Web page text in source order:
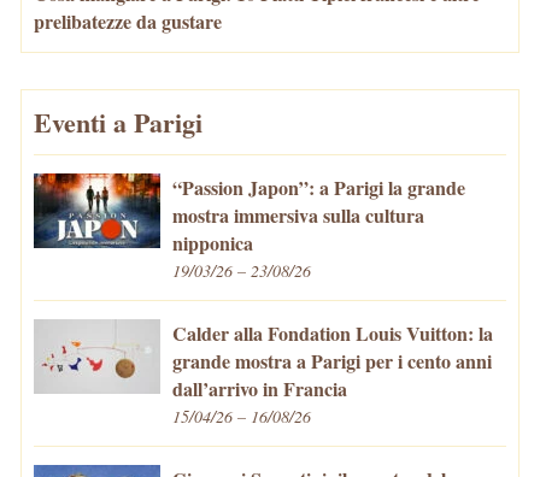
prelibatezze da gustare
Eventi a Parigi
“Passion Japon”: a Parigi la grande
mostra immersiva sulla cultura
nipponica
19/03/26 – 23/08/26
Calder alla Fondation Louis Vuitton: la
grande mostra a Parigi per i cento anni
dall’arrivo in Francia
15/04/26 – 16/08/26